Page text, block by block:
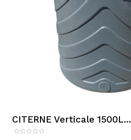
CITERNE Verticale 1500L...